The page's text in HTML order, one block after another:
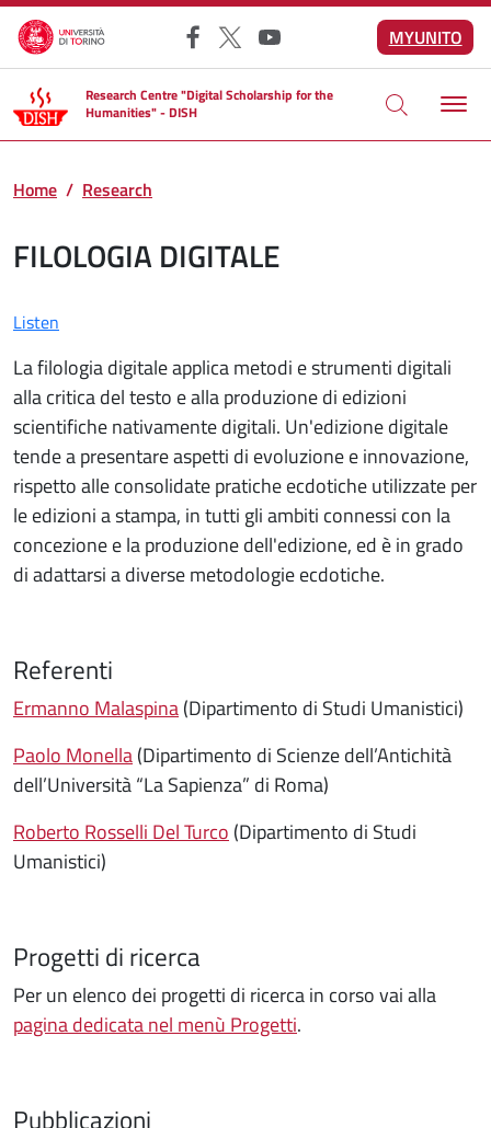
Skip to main content
Facebook
X YouTube
MYUNITO
Research Centre "Digital Scholarship for the
Humanities" - DISH
Home Research
FILOLOGIA DIGITALE
Listen
La filologia digitale applica metodi e strumenti digitali
alla critica del testo e alla produzione di edizioni
scientifiche nativamente digitali. Un'edizione digitale
tende a presentare aspetti di evoluzione e innovazione,
rispetto alle consolidate pratiche ecdotiche utilizzate per
le edizioni a stampa, in tutti gli ambiti connessi con la
concezione e la produzione dell'edizione, ed è in grado
di adattarsi a diverse metodologie ecdotiche.
Referenti
Ermanno Malaspina(Dipartimento di Studi Umanistici)
Paolo Monella(Dipartimento di Scienze dell’Antichità
dell’Università “La Sapienza” di Roma)
Roberto Rosselli Del Turco (Dipartimento di Studi
Umanistici)
Progetti di ricerca
Per un elenco dei progetti di ricerca in corso vai alla
pagina dedicata nel menù Progetti.
Pubblicazioni